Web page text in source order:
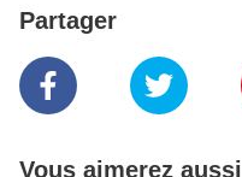
Partager
Vous aimerez aussi